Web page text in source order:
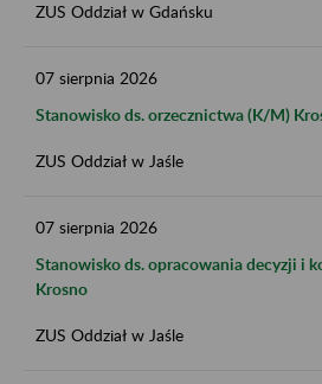
ZUS Oddział w Gdańsku
07 sierpnia 2026
Stanowisko ds. orzecznictwa (K/M)
ZUS Oddział w Jaśle
07 sierpnia 2026
Stanowisko ds. opracowania decyzji i
Krosno
ZUS Oddział w Jaśle